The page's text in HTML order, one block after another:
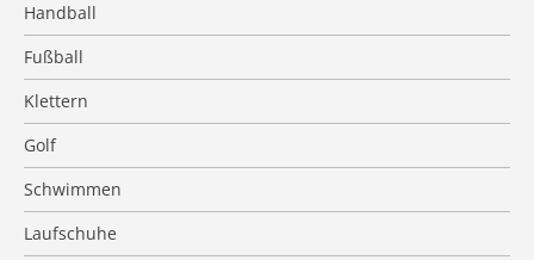
Handball
Fußball
Klettern
Golf
Schwimmen
Laufschuhe